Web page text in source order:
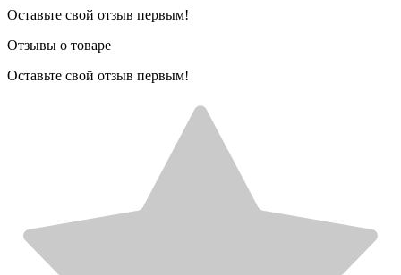
Оставьте свой отзыв первым!
Отзывы о товаре
Оставьте свой отзыв первым!